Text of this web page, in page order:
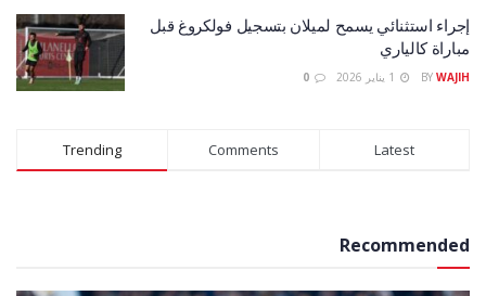
إجراء استثنائي يسمح لميلان بتسجيل فولكروغ قبل
مباراة كالياري
BY WAJIH
Trending Comments Latest
Recommended